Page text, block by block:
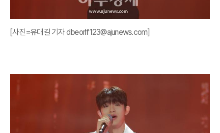
[사진=유대길 기자 dbeorlf123@ajunews.com]